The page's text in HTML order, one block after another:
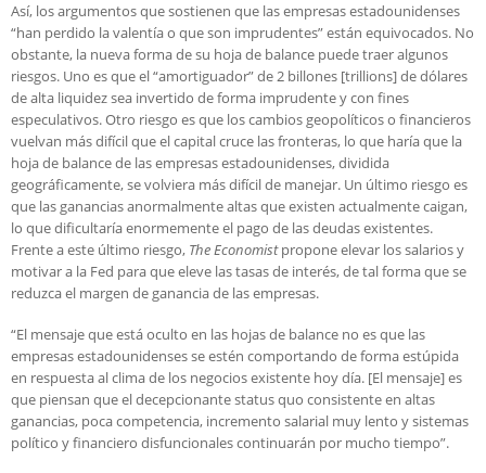
Así, los argumentos que sostienen que las empresas estadounidenses
“han perdido la valentía o que son imprudentes” están equivocados. No
obstante, la nueva forma de su hoja de balance puede traer algunos
riesgos. Uno es que el “amortiguador” de 2 billones [trillions] de dólares
de alta liquidez sea invertido de forma imprudente y con fines
especulativos. Otro riesgo es que los cambios geopolíticos o financieros
vuelvan más difícil que el capital cruce las fronteras, lo que haría que la
hoja de balance de las empresas estadounidenses, dividida
geográficamente, se volviera más difícil de manejar. Un último riesgo es
que las ganancias anormalmente altas que existen actualmente caigan,
lo que dificultaría enormemente el pago de las deudas existentes.
Frente a este último riesgo, The Economistpropone elevar los salarios y
motivar a la Fed para que eleve las tasas de interés, de tal forma que se
reduzca el margen de ganancia de las empresas.
“El mensaje que está oculto en las hojas de balance no es que las
empresas estadounidenses se estén comportando de forma estúpida
en respuesta al clima de los negocios existente hoy día. [El mensaje] es
que piensan que el decepcionante status quo consistente en altas
ganancias, poca competencia, incremento salarial muy lento y sistemas
político y financiero disfuncionales continuarán por mucho tiempo”.